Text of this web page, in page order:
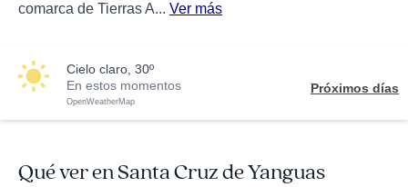
comarca de Tierras A... Ver más
cielo claro, 30º
En estos momentos
OpenWeatherMap
Próximos días
Qué ver en Santa Cruz de Yanguas